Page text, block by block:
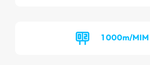
1 000m/MIM